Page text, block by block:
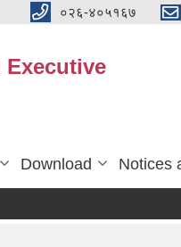
०२६-४०५१६७
Download Notices